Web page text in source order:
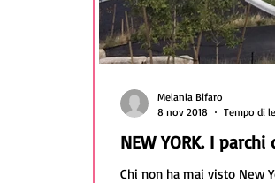
NEW YORK. I
Chi non ha mai visto New
Melania Bifaro
8 nov 2018
Tempo di